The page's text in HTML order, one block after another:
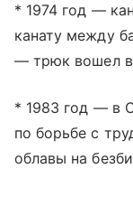
* 1974 год —
канату между
— трюк вошел
* 1983 год — в
по борьбе с
облавы на